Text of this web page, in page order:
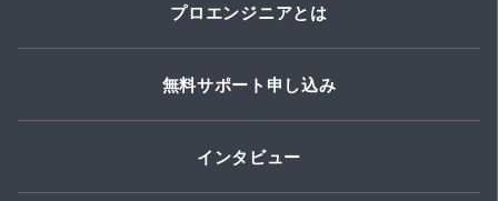
プロエンジニアとは
無料サポート申し込み
インタビュー